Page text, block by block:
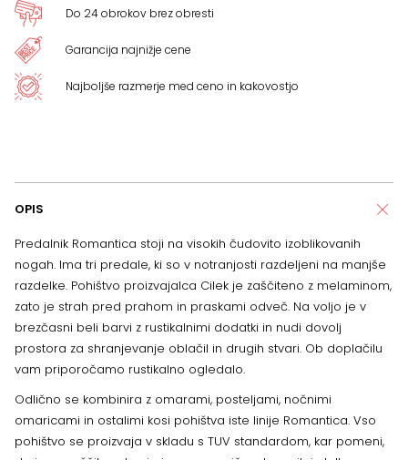
Do 24 obrokov brez obresti
Garancija najnižje cene
Najboljše razmerje med ceno in kakovostjo
OPIS
Predalnik Romantica stoji na visokih čudovito izoblikovanih
nogah. Ima tri predale, ki so v notranjosti razdeljeni na manjše
razdelke. Pohištvo proizvajalca Cilek je zaščiteno z melaminom,
zato je strah pred prahom in praskami odveč. Na voljo je v
brezčasni beli barvi z rustikalnimi dodatki in nudi dovolj
prostora za shranjevanje oblačil in drugih stvari. Ob doplačilu
vam priporočamo rustikalno ogledalo.
Odlično se kombinira z omarami, posteljami, nočnimi
omaricami in ostalimi kosi pohištva iste linije Romantica. Vso
pohištvo se proizvaja v skladu s TUV standardom, kar pomeni,